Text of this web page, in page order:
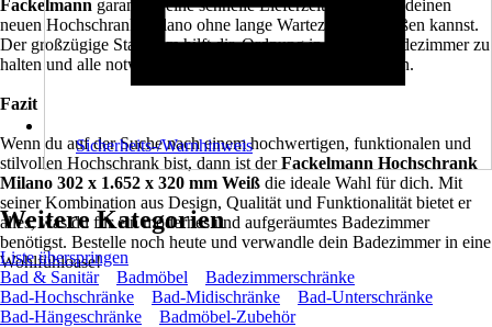
Fackelmann garantiert eine schnelle Lieferzeit, sodass du deinen
neuen Hochschrank Milano ohne lange Wartezeiten genießen kannst.
Der großzügige Stauraum hilft dir, Ordnung in deinem Badezimmer zu
halten und alle notwendigen Utensilien griffbereit zu haben.
Fazit
Wenn du auf der Suche nach einem hochwertigen, funktionalen und
stilvollen Hochschrank bist, dann ist derFackelmann Hochschrank
Milano 302 x 1.652 x 320 mm Weiß die ideale Wahl für dich. Mit
seiner Kombination aus Design, Qualität und Funktionalität bietet er
alles, was du für ein modernes und aufgeräumtes Badezimmer
benötigst. Bestelle noch heute und verwandle dein Badezimmer in eine
Wohlfühloase!
Sicherheits-/Warnhinweis
Weitere Kategorien
Liste überspringen
Bad & Sanitär
Badmöbel
Badezimmerschränke
Bad-Hochschränke
Bad-Midischränke
Bad-Unterschränke
Bad-Hängeschränke
Badmöbel-Zubehör